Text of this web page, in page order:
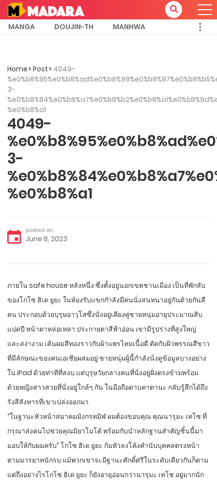
MANGA DOUJIN-TH MANHWA
Home Post
4049-
3-
%e0%b8%a1
4049-
3-
%e0%b8%a1
posted on
June 8, 2023
ภายใน safe house หลังหนึ่ง ซึ่งตั้งอยู่นอกเขตชานเมือง เป็นที่พักลับ
ของโกโซ ฮิเด ยูยะ ในห้องรับแขกกำลังมีคนนั่งสนทนาอยู่กันด้วยกันสี่
คน ประกอบด้วยบุรุษอาวุโสซึ่งนั่งอยู่เคียงคู่ชายหนุ่มอายุประมาณสิบ
แปดปี หน้าตาหล่อเหลา ประกายตาสีฟ้าอ่อน เขามีรูปร่างที่สูงใหญ่
และสง่างาม เส้นผมสีทองราวกับผ้าแพรไหมเนื้อดี ตัดกับผิวพรรณสีขาว
ที่มีลักษณะของคนเอเชียผสมอยู่ ชายหนุ่มผู้นี้กำลังนั่งดูข้อมูลบางอย่าง
ใน iPad ด้วยท่าทีที่สงบ แต่บุรุษวัยกลางคนที่นั่งอยู่ฝั่งตรงข้ามพร้อม
ด้วยหญิงสาวสวยที่นั่งอยู่ใกล้ๆ กัน ในมือถือดาบคาตานะ กลับรู้สึกได้ถึง
รังสีสังหารที่เขาเปล่งออกมา
“ในฐานะหัวหน้าสมาคมมังกรทมิฬ ผมต้องขอบคุณ คุณนารุมะ เทโซ ที่
กรุณาส่งคนไปช่วยคุณมิยาโมโต้ พร้อมกับนำหลักฐานสำคัญชิ้นนี้มา
มอบให้กับผมครับ” โกโซ ฮิเด ยูยะ ก้มหัวลงโค้งคำนับบุคคลตรงหน้า
ตามมารยาทนักรบ แม้พวกเขาจะมีฐานะศักดิ์ศรีในระดับเดียวกันก็ตาม
แต่ถึงอย่างไรโกโซ ฮิเด ยูยะ ก็ยังอายุอ่อนกว่านารุมะ เทโซ อยู่มากนัก